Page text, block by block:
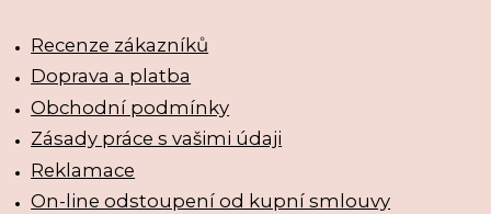
Recenze zákazníků
Doprava a platba
Obchodní podmínky
Zásady práce s vašimi údaji
Reklamace
On-line odstoupení od kupní smlouvy